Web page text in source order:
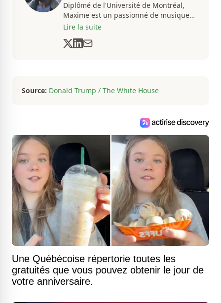
Diplômé de l'Université de Montréal,
Maxime est un passionné de musique
et de basketball. Il suit de très près
du contenu informatif et divertissant.
Lire la suite
Source: Donald Trump / The White House
Une Québécoise répertorie toutes les
gratuités que vous pouvez obtenir le jour de
votre anniversaire.